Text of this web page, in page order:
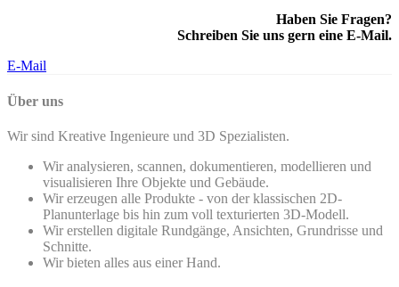
Haben Sie Fragen?
Schreiben Sie uns gern eine E-Mail.
E-Mail
Über uns
Wir sind Kreative Ingenieure und 3D Spezialisten.
Wir analysieren, scannen, dokumentieren, modellieren und
visualisieren Ihre Objekte und Gebäude.
Wir erzeugen alle Produkte - von der klassischen 2D-
Planunterlage bis hin zum voll texturierten 3D-Modell.
Wir erstellen digitale Rundgänge, Ansichten, Grundrisse und
Schnitte.
Wir bieten alles aus einer Hand.